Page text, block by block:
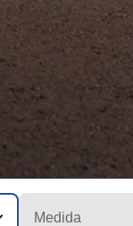
Medida